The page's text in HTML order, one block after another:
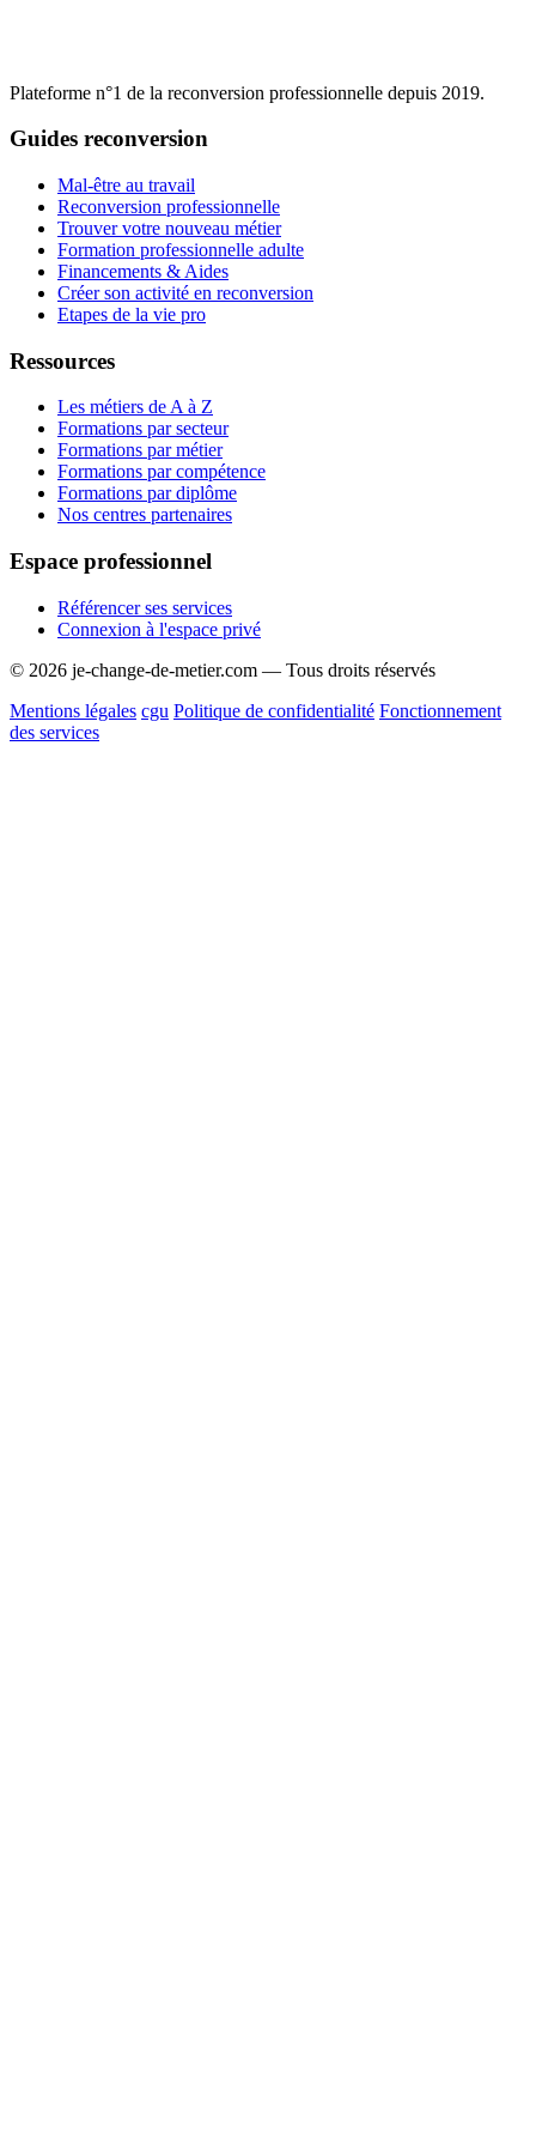
Plateforme n°1 de la reconversion professionnelle depuis 2019.
Guides reconversion
Mal-être au travail
Reconversion professionnelle
Trouver votre nouveau métier
Formation professionnelle adulte
Financements & Aides
Créer son activité en reconversion
Etapes de la vie pro
Ressources
Les métiers de A à Z
Formations par secteur
Formations par métier
Formations par compétence
Formations par diplôme
Nos centres partenaires
Espace professionnel
Référencer ses services
Connexion à l'espace privé
© 2026 je-change-de-metier.com — Tous droits réservés
Mentions légales cgu Politique de confidentialité Fonctionnement
des services